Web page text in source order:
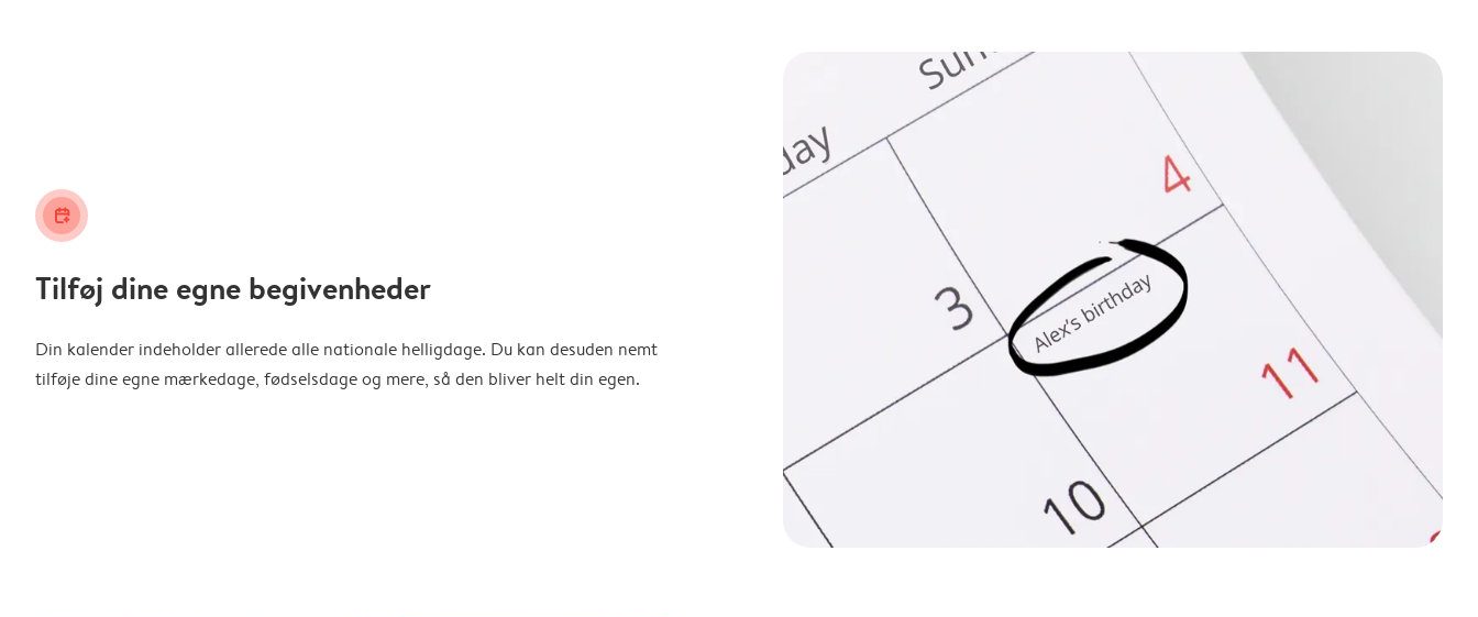
calendar_plus
Tilføj dine egne begivenheder
Din kalender indeholder allerede alle nationale helligdage. Du kan desuden nemt
tilføje dine egne mærkedage, fødselsdage og mere, så den bliver helt din egen.